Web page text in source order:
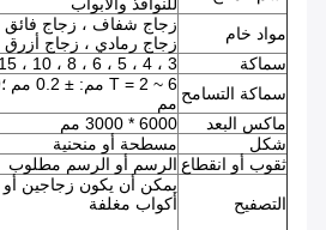
للنوافذ والأبواب
مواد خام
زجاج شفاف ، زجاج فائق
زجاج رمادي ، زجاج
سماكة
3 ، 4 ، 5 ، 6 ، 8 ، 10 ، 15 ، 19 ملم
سماكة التسامح مم
ماكس البعد
6000 * 3000 مم
شكل
مسطحة أو منحنية
ثقوب أو انقطاع الرسم أو الرسم مطلوب
التصفيح
يمكن أن يكون زجاجين أو
أكواب مغلفة